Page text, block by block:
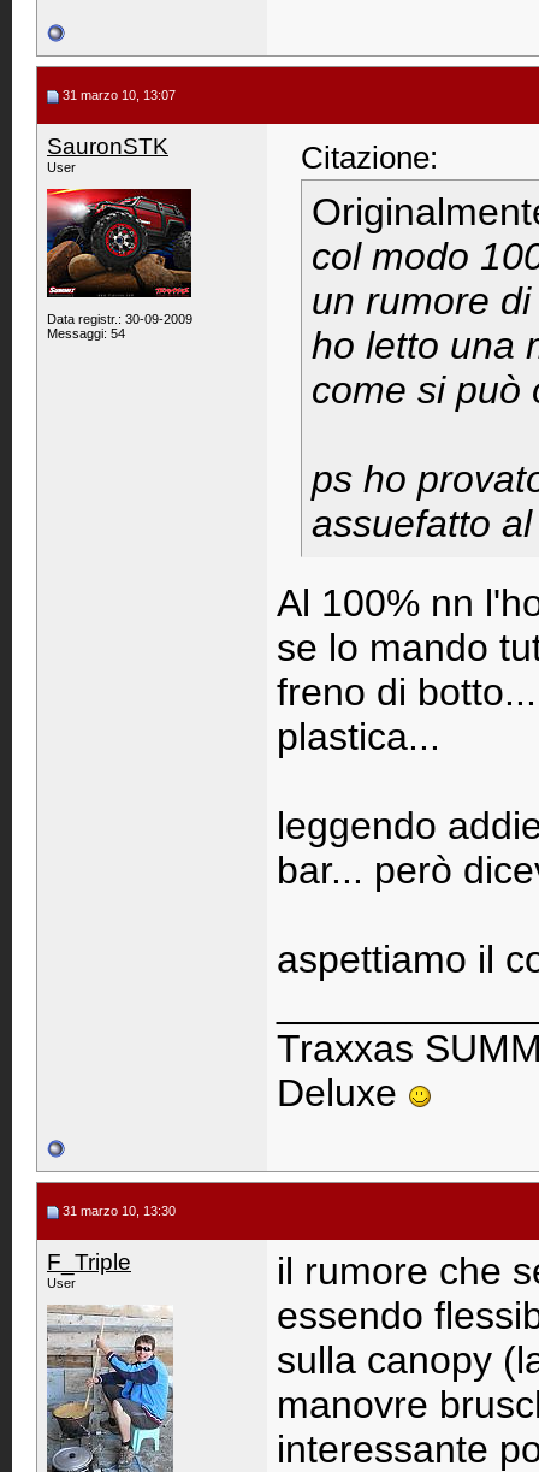
31 marzo 10, 13:07
SauronSTK
User
Data registr.: 30-09-2009
Messaggi: 54
Citazione:
col modo
un rumore
ho letto una
come si può
ps ho
assuefatto
Al 100% nn
se lo mando
freno di
plastica...
leggendo
bar... però
aspettiamo il
Traxxas
Deluxe
31 marzo 10, 13:30
F_Triple
User
il rumore che
essendo
sulla canopy
manovre
interessante